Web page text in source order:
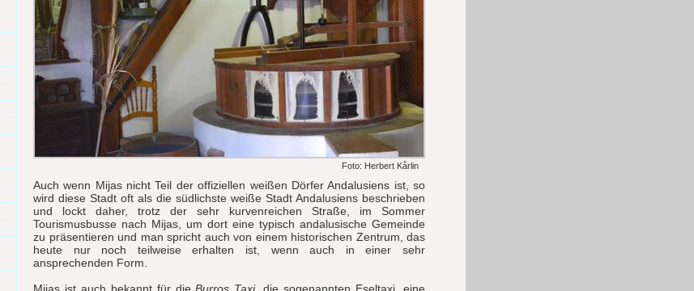
Foto: Herbert Kårlin
Auch wenn Mijas nicht Teil der offiziellen weißen Dörfer Andalusiens ist, so
wird diese Stadt oft als die südlichste weiße Stadt Andalusiens beschrieben
und lockt daher, trotz der sehr kurvenreichen Straße, im Sommer
Tourismusbusse nach Mijas, um dort eine typisch andalusische Gemeinde
zu präsentieren und man spricht auch von einem historischen Zentrum, das
heute nur noch teilweise erhalten ist, wenn auch in einer sehr
ansprechenden Form.